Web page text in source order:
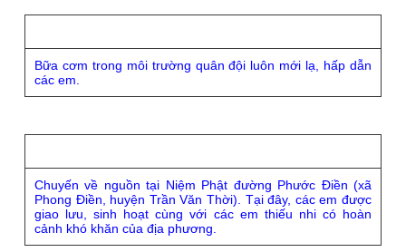
Bữa cơm trong môi trường quân đội luôn mới lạ, hấp dẫn
các em.
Chuyến về nguồn tại Niệm Phật đường Phước Điền (xã
Phong Điền, huyện Trần Văn Thời). Tại đây, các em được
giao lưu, sinh hoạt cùng với các em thiếu nhi có hoàn
cảnh khó khăn của địa phương.